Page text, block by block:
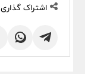
اشتراک گذاری